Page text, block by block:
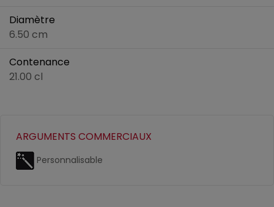
Diamètre
6.50 cm
Contenance
21.00 cl
ARGUMENTS COMMERCIAUX
Personnalisable